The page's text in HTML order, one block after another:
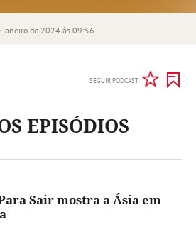
janeiro de 2024 às 09:56
SEGUIR PODCAST
EPISÓDIOS
Sair mostra a Ásia em